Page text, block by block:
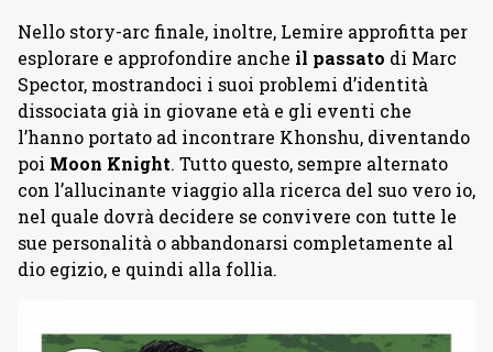
Nello story-arc finale, inoltre, Lemire approfitta per
esplorare e approfondire anche il passato di Marc
Spector, mostrandoci i suoi problemi d’identità
dissociata già in giovane età e gli eventi che
l’hanno portato ad incontrare Khonshu, diventando
poi Moon Knight. Tutto questo, sempre alternato
con l’allucinante viaggio alla ricerca del suo vero io,
nel quale dovrà decidere se convivere con tutte le
sue personalità o abbandonarsi completamente al
dio egizio, e quindi alla follia.